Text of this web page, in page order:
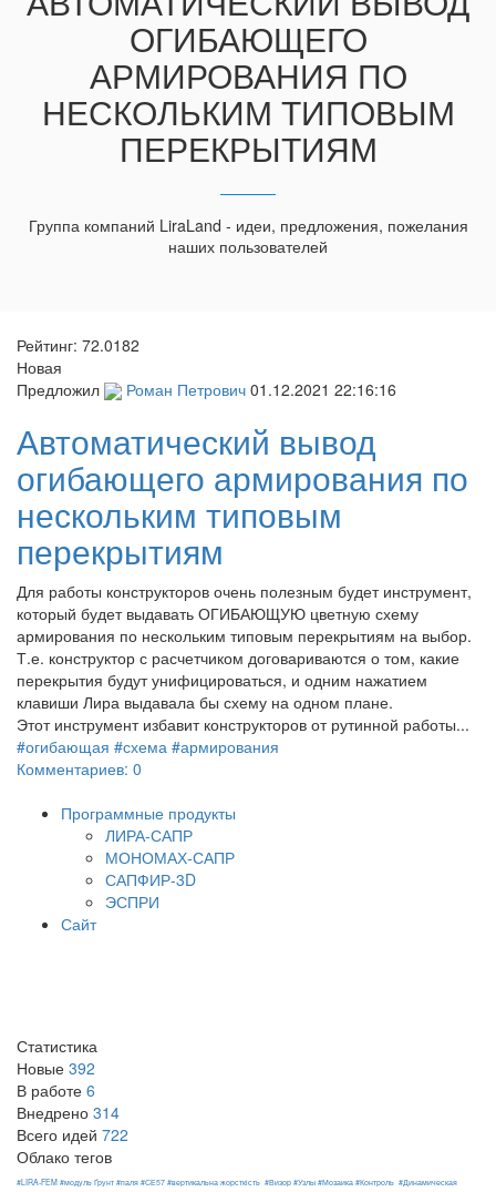
ОГИБАЮЩЕГО
АРМИРОВАНИЯ ПО
НЕСКОЛЬКИМ ТИПОВЫМ
ПЕРЕКРЫТИЯМ
Группа компаний LiraLand - идеи, предложения, пожелания
наших пользователей
Рейтинг: 72.0182
Новая
Предложил
Роман Петрович 01.12.2021 22:16:16
Автоматический вывод
огибающего армирования по
нескольким типовым
перекрытиям
Для работы конструкторов очень полезным будет инструмент,
который будет выдавать ОГИБАЮЩУЮ цветную схему
армирования по нескольким типовым перекрытиям на выбор.
Т.е. конструктор с расчетчиком договариваются о том, какие
перекрытия будут унифицироваться, и одним нажатием
клавиши Лира выдавала бы схему на одном плане.
Этот инструмент избавит конструкторов от рутинной работы...
#огибающая #схема #армирования
Комментариев: 0
Программные продукты
ЛИРА-САПР
МОНОМАХ-САПР
САПФИР-3D
ЭСПРИ
Сайт
Статистика
Новые 392
В работе 6
Внедрено 314
Всего идей 722
Облако тегов
#LIRA-FEM #модуль Ґрунт #паля #СЕ57 #вертикальна жорсткість #Визор #Узлы #Мозаика #Контроль #Динамическая